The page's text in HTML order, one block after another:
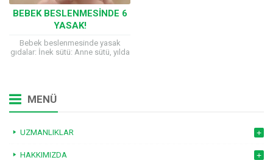
BEBEK BESLENMESINDE 6
YASAK!
Bebek beslenmesinde yasak
gıdalar: İnek sütü: Anne sütü, yılda
MENÜ
UZMANLIKLAR
HAKKIMIZDA